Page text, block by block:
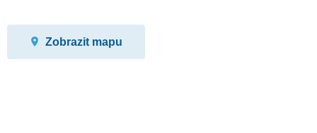
Zobrazit mapu